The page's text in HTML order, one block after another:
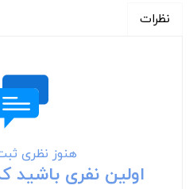
نظرات
هنوز نظری
اولین نفری باشید